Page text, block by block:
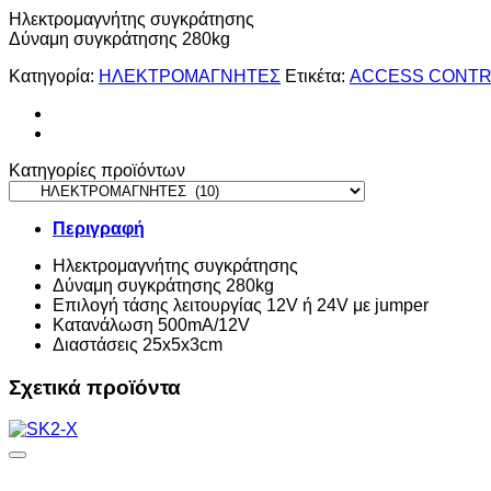
Ηλεκτρομαγνήτης συγκράτησης
Δύναμη συγκράτησης 280kg
Κατηγορία: ΗΛΕΚΤΡΟΜΑΓΝΗΤΕΣ Ετικέτα: ACCESS
Κατηγορίες προϊόντων
Περιγραφή
Ηλεκτρομαγνήτης συγκράτησης
Δύναμη συγκράτησης 280kg
Επιλογή τάσης λειτουργίας 12V ή 24V με jumper
Κατανάλωση 500mA/12V
Διαστάσεις 25x5x3cm
Σχετικά προϊόντα